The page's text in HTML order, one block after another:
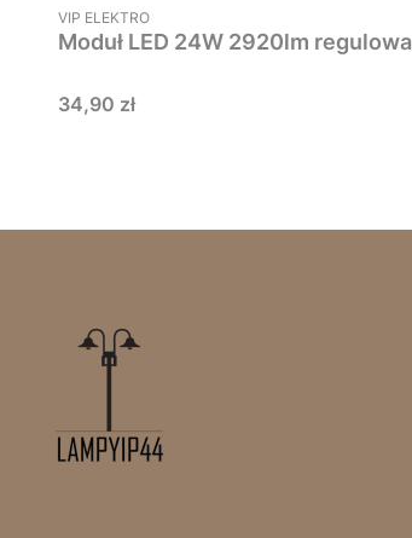
PRODUCENT
VIP ELEKTRO
Moduł LED 24W 2920lm
Cena
34,90 zł